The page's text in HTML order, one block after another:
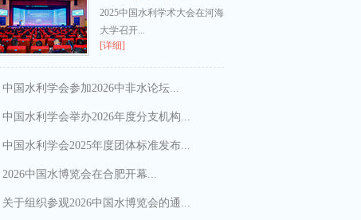
2025中国水利学术大会在河海
大学召开...
[详细]
中国水利学会参加2026中非水论坛...
中国水利学会举办2026年度分支机构...
中国水利学会2025年度团体标准发布...
2026中国水博览会在合肥开幕...
关于组织参观2026中国水博览会的通...